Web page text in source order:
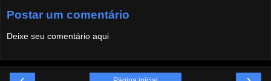
Postar um comentário
Deixe seu comentário aqui